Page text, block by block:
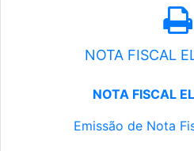
NOTA FISCAL
NOTA FISCAL
Emissão de Nota